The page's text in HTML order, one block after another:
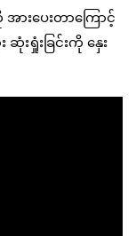
ားပေးတာကြောင့်
ရှုံးခြင်းကို နှေး